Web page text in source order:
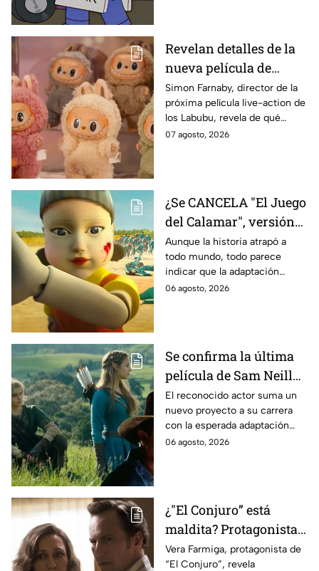
Revelan detalles de la
nueva película de
Labubu: de qué tratará
y cuándo se estrena
Simon Farnaby, director de la
próxima película live-action de
los Labubu, revela de qué
tratará la cinta. Aquí te
07 agosto, 2026
¿Se CANCELA "El Juego
del Calamar", versión
Estados Unidos? Esto
es lo que se sabe al
momento
Aunque la historia atrapó a
todo mundo, todo parece
indicar que la adaptación
podría ser cancelada:
06 agosto, 2026
Se confirma la última
película de Sam Neill
antes de morir: esto es
lo que se sabe hasta
ahora
El reconocido actor suma un
nuevo proyecto a su carrera
con la esperada adaptación
cinematográfica del popular
06 agosto, 2026
¿"El Conjuro” está
maldita? Protagonista
revela INQUIETANTES
señales en su cuerpo
Vera Farmiga, protagonista de
“El Conjuro”, revela